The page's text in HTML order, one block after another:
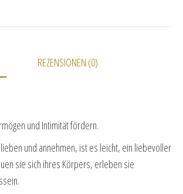
REZENSIONEN (0)
und Intimität fördern.
und annehmen, ist es leicht, ein liebevoller
sie sich ihres Körpers, erleben sie